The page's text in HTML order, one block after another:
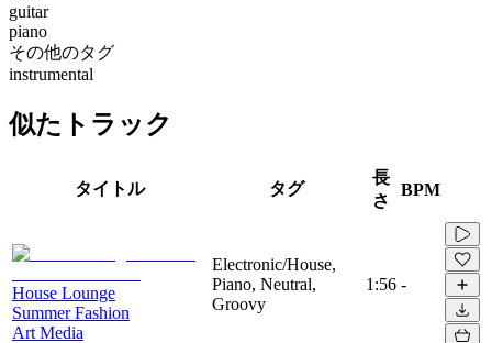
guitar
piano
その他のタグ
instrumental
似たトラック
タイトル タグ
長
さ
BPM
House Lounge
Summer Fashion
Art Media
Electronic/House,
Piano, Neutral,
Groovy
1:56 -